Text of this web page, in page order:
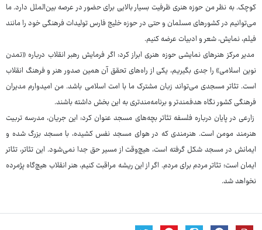
کوچک. به نظر من حوزه هنری ظرفیت بسیار بالایی برای حضور در عرصه بین‌الملل دارد. ما
می‌توانیم در کشورهای مسلمان و حتی در حوزه خلیج فارس تولیدات فرهنگی خود را مانند
فیلم، نمایش، شعر و ادبیات عرضه کنیم.
مدیر مرکز هنرهای نمایشی حوزه هنری ابراز کرد: اگر فرمایش رهبر انقلاب درباره «تمدن
نوین اسلامی» را جدی بگیریم، یکی از راه‌های تحقق آن همین صدور هنر و فرهنگ انقلاب
است. تئاتر مسجدی می‌تواند زبان مشترک ما با امت اسلامی باشد. من امیدوارم مدیران
فرهنگی کشور نگاه هدفمندتر و برنامه‌مندتری به این بخش داشته باشند.
زارعی در پایان درباره فلسفه تئاتر بچه‌های مسجد عنوان کرد: این جریان، مدرسه تربیت
هنرمند مومن است. هنرمندی که در هوای مسجد نفس کشیده، با مسجد بزرگ شده و
ایمانش در مسجد شکل گرفته است، هیچ‌وقت از مسیر حق جدا نمی‌شود. این تئاتر، تئاتر
ایمان است؛ تئاتر مردم برای مردم. اگر از این ریشه مراقبت کنیم، هنر انقلاب هیچ‌گاه پژمرده
نخواهد شد.